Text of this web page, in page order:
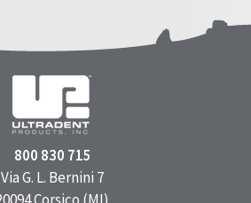
800 830 715
Via G. L. Bernini 7